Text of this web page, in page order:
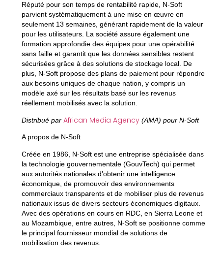
Réputé pour son temps de rentabilité rapide, N-Soft
parvient systématiquement à une mise en œuvre en
seulement 13 semaines, générant rapidement de la valeur
pour les utilisateurs. La société assure également une
formation approfondie des équipes pour une opérabilité
sans faille et garantit que les données sensibles restent
sécurisées grâce à des solutions de stockage local. De
plus, N-Soft propose des plans de paiement pour répondre
aux besoins uniques de chaque nation, y compris un
modèle axé sur les résultats basé sur les revenus
réellement mobilisés avec la solution.
Distribué par African Media Agency(AMA) pour N-Soft
A propos de N-Soft
Créée en 1986, N-Soft est une entreprise spécialisée dans
la technologie gouvernementale (GouvTech) qui permet
aux autorités nationales d’obtenir une intelligence
économique, de promouvoir des environnements
commerciaux transparents et de mobiliser plus de revenus
nationaux issus de divers secteurs économiques digitaux.
Avec des opérations en cours en RDC, en Sierra Leone et
au Mozambique, entre autres, N-Soft se positionne comme
le principal fournisseur mondial de solutions de
mobilisation des revenus.